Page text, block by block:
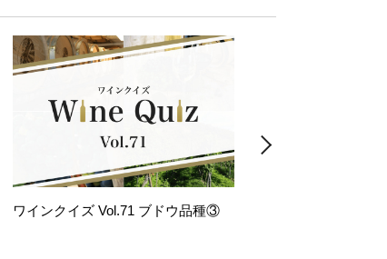
ワインクイズ Vol.71 ブドウ品種③